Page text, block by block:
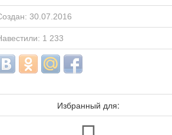
30.07.2016
1 233
Избранный для: